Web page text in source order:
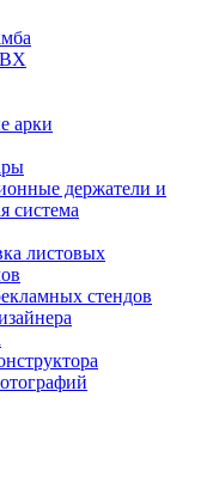
арки
держатели и
система
листовых
стендов